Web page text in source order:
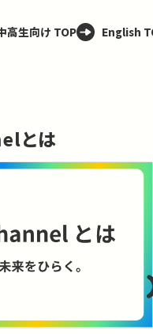
高生向け TOP English
とは